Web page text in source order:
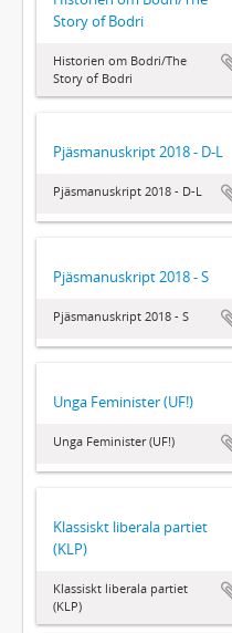
Story of Bodri
Historien om Bodri/The
Story of Bodri
Pjäsmanuskript 2018 - D-L
Pjäsmanuskript 2018 - D-L
Pjäsmanuskript 2018 - S
Pjäsmanuskript 2018 - S
Unga Feminister (UF!)
Unga Feminister (UF!)
Klassiskt liberala partiet
(KLP)
Klassiskt liberala partiet
(KLP)